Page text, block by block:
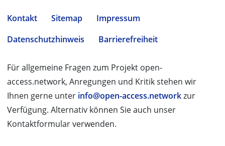
Kontakt Sitemap
Impressum
Datenschutzhinweis
Barrierefreiheit
Für allgemeine Fragen zum Projekt open-
access.network, Anregungen und Kritik stehen wir
Ihnen gerne unter info@open-access.networkzur
Verfügung. Alternativ können Sie auch unser
Kontaktformular verwenden.